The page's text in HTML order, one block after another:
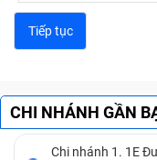
Thay vỏ
máy không?
CHI NHÁNH GẦN
Chi nhánh 1. 1E